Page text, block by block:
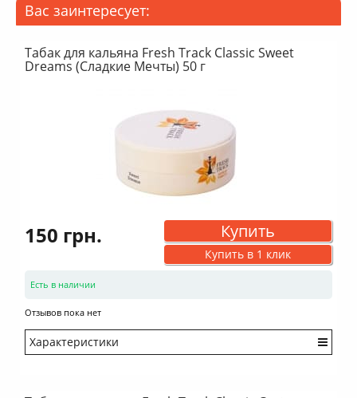
Вас заинтересует:
Табак для кальяна Fresh Track Classic Sweet
Dreams (Сладкие Мечты) 50 г
150 грн. Купить
Купить в 1 клик
Есть в наличии
Отзывов пока нет
Характеристики